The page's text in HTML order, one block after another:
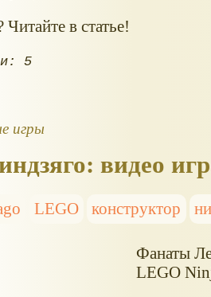
Читайте в статье!
5
игры
видео
LEGO конструктор
Фанаты
LEGO